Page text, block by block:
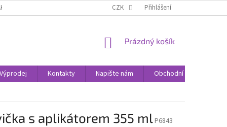
NAKUPOVAT CZK Přihlášení
NÁKUPNÍ
Prázdný košík
Výprodej Kontakty Napište nám
Obchodní podmínky
s aplikátorem 355 mlP6843